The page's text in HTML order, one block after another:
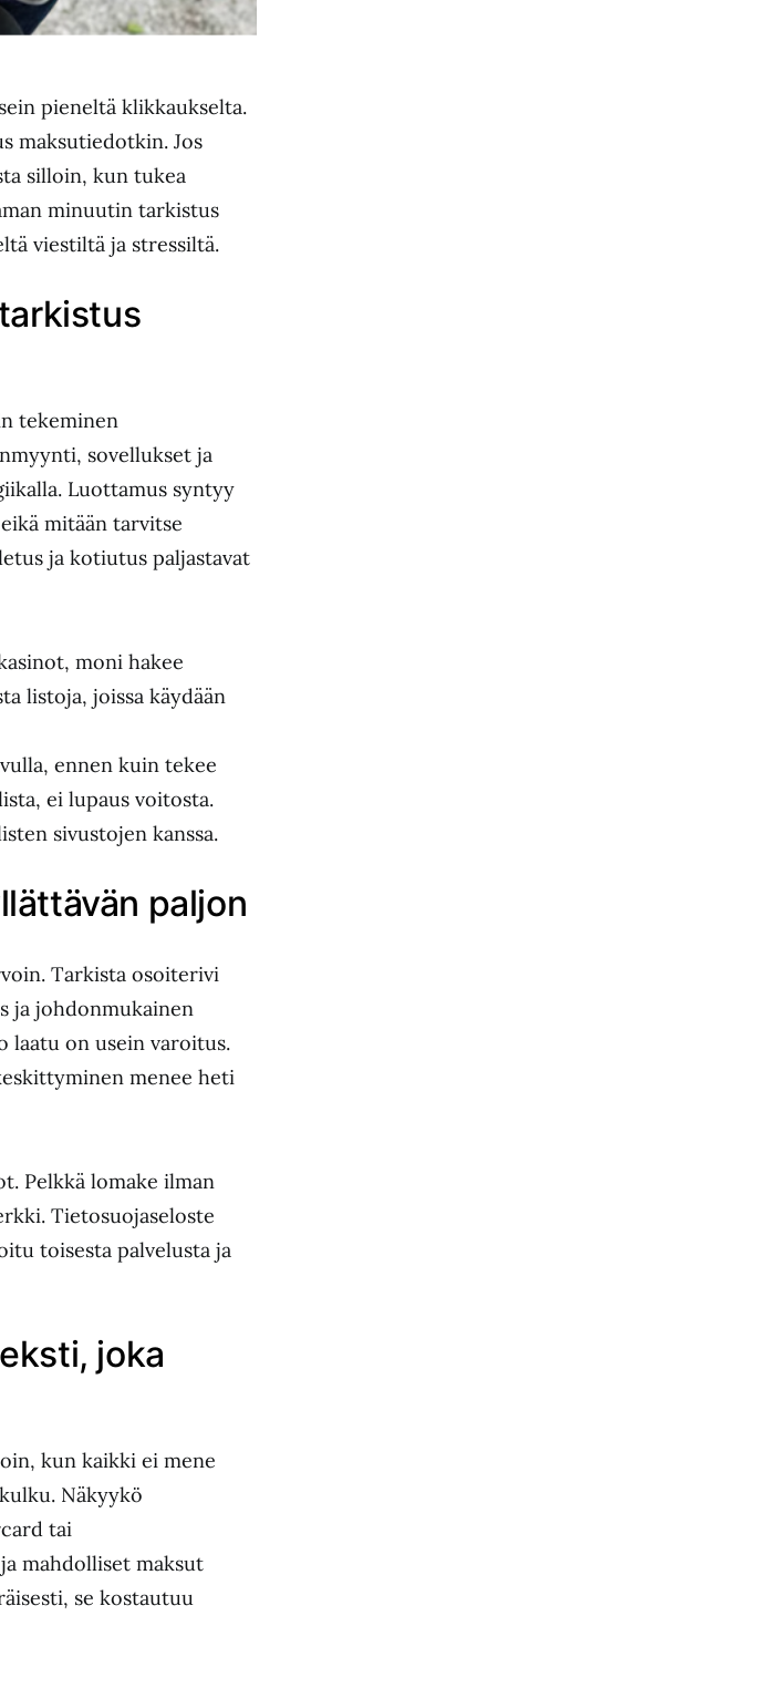
pieneltä klikkaukselta.
maksutiedotkin. Jos
silloin, kun tukea
minuutin tarkistus
viestiltä ja stressiltä.
tekeminen
sovellukset ja
Luottamus syntyy
mitään tarvitse
ja kotiutus paljastavat
moni hakee
listoja, joissa käydään
ennen kuin tekee
ei lupaus voitosta.
sivustojen kanssa.
paljon
Tarkista osoiterivi
ja johdonmukainen
laatu on usein varoitus.
menee heti
Pelkkä lomake ilman
Tietosuojaseloste
toisesta palvelusta ja
joka
kun kaikki ei mene
Näkyykö
tai
mahdolliset maksut
se kostautuu